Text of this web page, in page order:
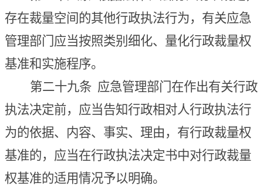
存在裁量空间的其他行政执法行为，有关应急
管理部门应当按照类别细化、量化行政裁量权
基准和实施程序。
第二十九条应急管理部门在作出有关行政
执法决定前，应当告知行政相对人行政执法行
为的依据、内容、事实、理由，有行政裁量权
基准的，应当在行政执法决定书中对行政裁量
权基准的适用情况予以明确。